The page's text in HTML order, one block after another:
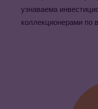
узнаваема
коллекционерами по